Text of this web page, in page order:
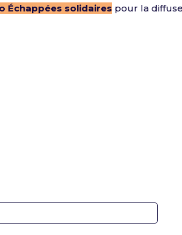
Échappées solidaires pour la